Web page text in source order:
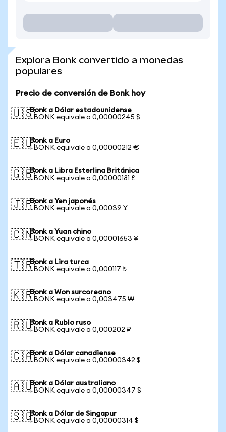
Explora Bonk convertido a monedas
populares
Precio de conversión de Bonk hoy
🇺🇸Bonk a Dólar estadounidense
1 BONK equivale a 0,00000245 $
🇪🇺Bonk a Euro
1 BONK equivale a 0,00000212 €
🇬🇧Bonk a Libra Esterlina Británica
1 BONK equivale a 0,00000181 £
🇯🇵Bonk a Yen japonés
1 BONK equivale a 0,00039 ¥
🇨🇳Bonk a Yuan chino
1 BONK equivale a 0,00001653 ¥
🇹🇷Bonk a Lira turca
1 BONK equivale a 0,000117 ₺
🇰🇷Bonk a Won surcoreano
1 BONK equivale a 0,003475 ₩
🇷🇺Bonk a Rublo ruso
1 BONK equivale a 0,000202 ₽
🇨🇦Bonk a Dólar canadiense
1 BONK equivale a 0,00000342 $
🇦🇺Bonk a Dólar australiano
1 BONK equivale a 0,00000347 $
🇸🇬Bonk a Dólar de Singapur
1 BONK equivale a 0,00000314 $